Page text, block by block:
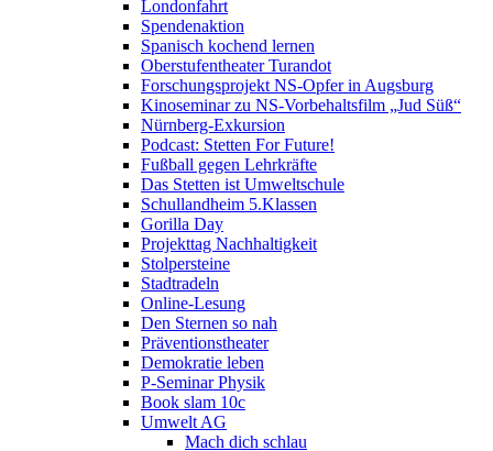
Londonfahrt
Spendenaktion
Spanisch kochend lernen
Oberstufentheater Turandot
Forschungsprojekt NS-Opfer in Augsburg
Kinoseminar zu NS-Vorbehaltsfilm „Jud Süß“
Nürnberg-Exkursion
Podcast: Stetten For Future!
Fußball gegen Lehrkräfte
Das Stetten ist Umweltschule
Schullandheim 5.Klassen
Gorilla Day
Projekttag Nachhaltigkeit
Stolpersteine
Stadtradeln
Online-Lesung
Den Sternen so nah
Präventionstheater
Demokratie leben
P-Seminar Physik
Book slam 10c
Umwelt AG
Mach dich schlau